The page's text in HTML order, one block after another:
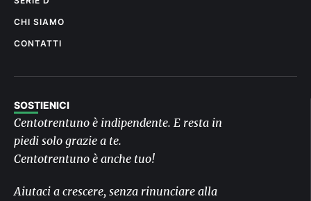
CHI SIAMO
CONTATTI
SOSTIENICI
Centotrentuno è indipendente. E resta in
piedi solo grazie a te.
Centotrentuno è anche tuo!
Aiutaci a crescere, senza rinunciare alla